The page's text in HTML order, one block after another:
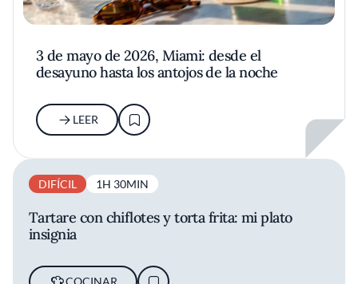
3 de mayo de 2026, Miami: desde el
desayuno hasta los antojos de la noche
LEER
DIFÍCIL 1H 30MIN
Tartare con chiflotes y torta frita: mi plato
insignia
COCINAR